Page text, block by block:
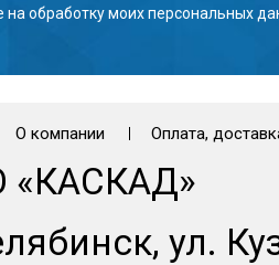
на обработку моих персональных
О компании Оплата,
«КАСКАД»
ул.